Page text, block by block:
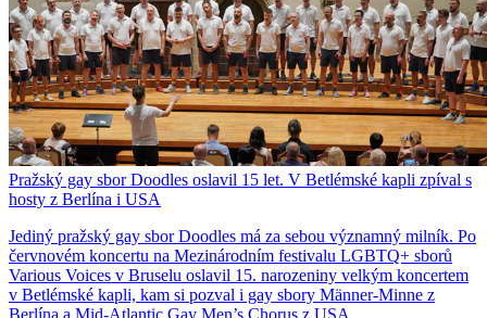
Pražský gay sbor Doodles oslavil 15 let. V Betlémské kapli zpíval s
hosty z Berlína i USA
Jediný pražský gay sbor Doodles má za sebou významný milník. Po
červnovém koncertu na Mezinárodním festivalu LGBTQ+ sborů
Various Voices v Bruselu oslavil 15. narozeniny velkým koncertem
v Betlémské kapli, kam si pozval i gay sbory Männer-Minne z
Berlína a Mid-Atlantic Gay Men’s Chorus z USA.